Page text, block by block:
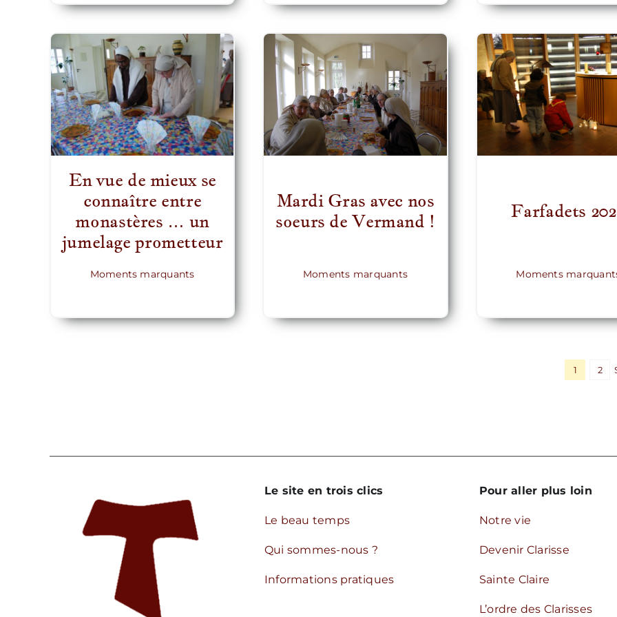
En vue de mieux se
connaître entre
monastères … un
jumelage prometteur
Moments marquants
Mardi Gras avec nos
soeurs de Vermand !
Moments marquants
Farfadets
Moments
1 2
Le site en trois clics
Le beau temps
Qui sommes-nous ?
Informations pratiques
Pour aller plus loin
Notre vie
Devenir Clarisse
Sainte Claire
L’ordre des Clarisses